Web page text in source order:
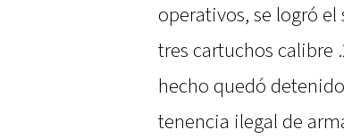
operativos, se logró
tres cartuchos calibre
hecho quedó
tenencia ilegal de